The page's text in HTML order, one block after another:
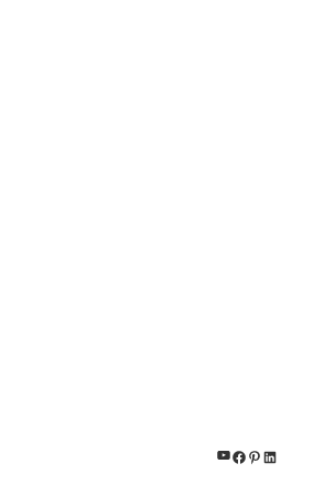
YouTube
Facebook
Pinterest
LinkedIn